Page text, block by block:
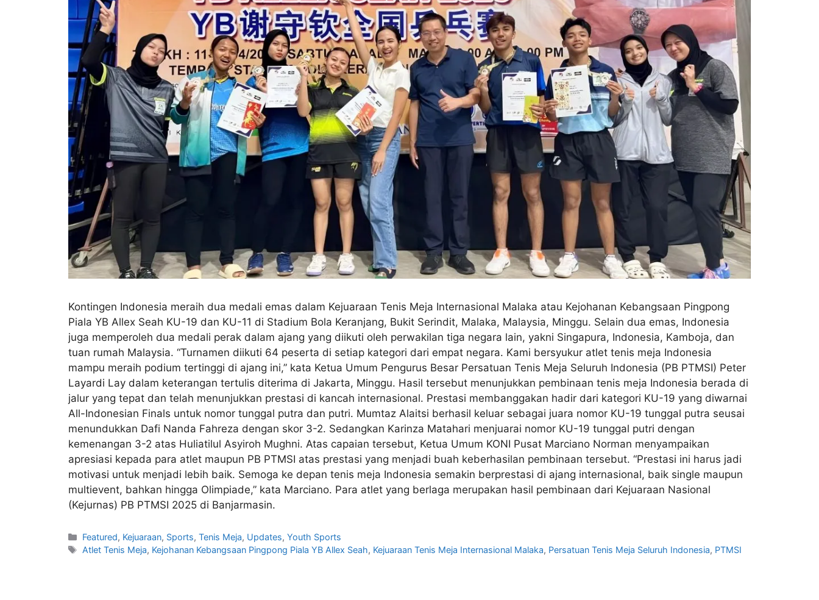
Kontingen Indonesia meraih dua medali emas dalam Kejuaraan Tenis Meja Internasional Malaka atau Kejohanan Kebangsaan Pingpong
Piala YB Allex Seah KU-19 dan KU-11 di Stadium Bola Keranjang, Bukit Serindit, Malaka, Malaysia, Minggu. Selain dua emas, Indonesia
juga memperoleh dua medali perak dalam ajang yang diikuti oleh perwakilan tiga negara lain, yakni Singapura, Indonesia, Kamboja, dan
tuan rumah Malaysia. “Turnamen diikuti 64 peserta di setiap kategori dari empat negara. Kami bersyukur atlet tenis meja Indonesia
mampu meraih podium tertinggi di ajang ini,” kata Ketua Umum Pengurus Besar Persatuan Tenis Meja Seluruh Indonesia (PB PTMSI) Peter
Layardi Lay dalam keterangan tertulis diterima di Jakarta, Minggu. Hasil tersebut menunjukkan pembinaan tenis meja Indonesia berada di
jalur yang tepat dan telah menunjukkan prestasi di kancah internasional. Prestasi membanggakan hadir dari kategori KU-19 yang diwarnai
All-Indonesian Finals untuk nomor tunggal putra dan putri. Mumtaz Alaitsi berhasil keluar sebagai juara nomor KU-19 tunggal putra seusai
menundukkan Dafi Nanda Fahreza dengan skor 3-2. Sedangkan Karinza Matahari menjuarai nomor KU-19 tunggal putri dengan
kemenangan 3-2 atas Huliatilul Asyiroh Mughni. Atas capaian tersebut, Ketua Umum KONI Pusat Marciano Norman menyampaikan
apresiasi kepada para atlet maupun PB PTMSI atas prestasi yang menjadi buah keberhasilan pembinaan tersebut. “Prestasi ini harus jadi
motivasi untuk menjadi lebih baik. Semoga ke depan tenis meja Indonesia semakin berprestasi di ajang internasional, baik single maupun
multievent, bahkan hingga Olimpiade,” kata Marciano. Para atlet yang berlaga merupakan hasil pembinaan dari Kejuaraan Nasional
(Kejurnas) PB PTMSI 2025 di Banjarmasin.
Featured, Kejuaraan, Sports,Tenis Meja, Updates,Youth Sports
Atlet Tenis Meja, Kejohanan Kebangsaan Pingpong Piala YB Allex Seah, Kejuaraan Tenis Meja Internasional Malaka, Persatuan Tenis Meja Seluruh Indonesia, PTMSI